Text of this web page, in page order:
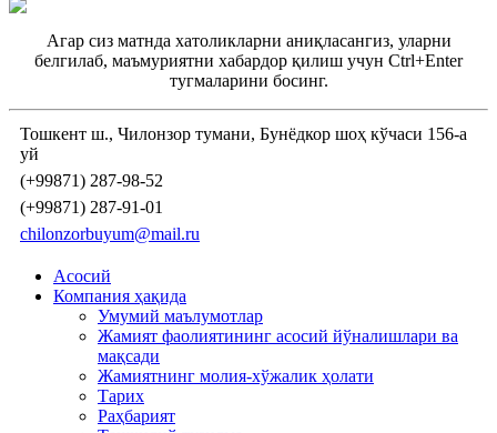
Агар сиз матнда хатоликларни аниқласангиз, уларни
белгилаб, маъмуриятни хабардор қилиш учун Ctrl+Enter
тугмаларини босинг.
Тошкент ш., Чилонзор тумани, Бунёдкор шоҳ кўчаси 156-а
уй
(+99871) 287-98-52
(+99871) 287-91-01
chilonzorbuyum@mail.ru
Асосий
Компания ҳақида
Умумий маълумотлар
Жамият фаолиятининг асосий йўналишлари ва
мақсади
Жамиятнинг молия-хўжалик ҳолати
Тарих
Раҳбарият